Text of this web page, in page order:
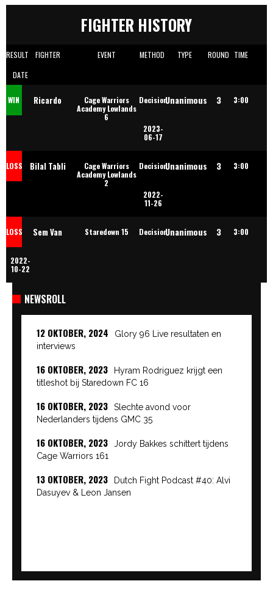
FIGHTER HISTORY
RESULT FIGHTER EVENT METHOD TYPE ROUND TIME
DATE
WIN Ricardo
Cage Warriors
Academy Lowlands
6
DecisionUnanimous 3 3:00
2023-
06-17
LOSS Bilal Tabli
Cage Warriors
Academy Lowlands
2
DecisionUnanimous 3 3:00
2022-
11-26
LOSS Sem Van Staredown 15 DecisionUnanimous 3 3:00
2022-
10-22
NEWSROLL
12 OKTOBER, 2024
Glory 96 Live resultaten en
interviews
16 OKTOBER, 2023
Hyram Rodriguez krijgt een
titleshot bij Staredown FC 16
16 OKTOBER, 2023
Slechte avond voor
Nederlanders tijdens GMC 35
16 OKTOBER, 2023
Jordy Bakkes schittert tijdens
Cage Warriors 161
13 OKTOBER, 2023
Dutch Fight Podcast #40: Alvi
Dasuyev & Leon Jansen